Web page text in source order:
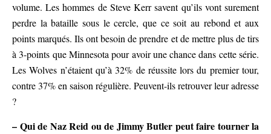
volume. Les hommes de Steve Kerr savent qu’ils vont surement
perdre la bataille sous le cercle, que ce soit au rebond et aux
points marqués. Ils ont besoin de prendre et de mettre plus de tirs
à 3-points que Minnesota pour avoir une chance dans cette série.
Les Wolves n’étaient qu’à 32% de réussite lors du premier tour,
contre 37% en saison régulière. Peuvent-ils retrouver leur adresse
?
– Qui de Naz Reid ou de Jimmy Butler peut faire tourner la